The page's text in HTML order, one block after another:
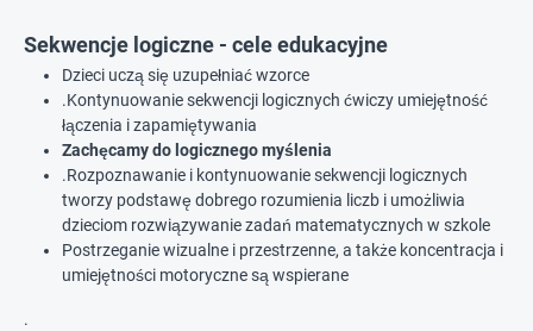
Sekwencje logiczne - cele edukacyjne
Dzieci uczą się uzupełniać wzorce
.Kontynuowanie sekwencji logicznych ćwiczy umiejętność
łączenia i zapamiętywania
Zachęcamy do logicznego myślenia
.Rozpoznawanie i kontynuowanie sekwencji logicznych
tworzy podstawę dobrego rozumienia liczb i umożliwia
dzieciom rozwiązywanie zadań matematycznych w szkole
Postrzeganie wizualne i przestrzenne, a także koncentracja i
umiejętności motoryczne są wspierane
.